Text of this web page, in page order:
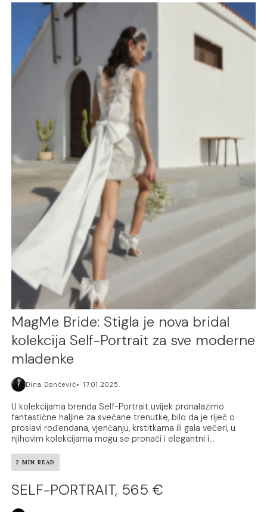
MagMe Bride: Stigla je nova bridal
kolekcija Self-Portrait za sve moderne
mladenke
Dina Dončević 17.01.2025.
U kolekcijama brenda Self-Portrait uvijek pronalazimo
fantastične haljine za svečane trenutke, bilo da je riječ o
proslavi rođendana, vjenčanju, krstitkama ili gala večeri, u
njihovim kolekcijama mogu se pronaći i elegantni i...
2 MIN READ
SELF-PORTRAIT, 565 €